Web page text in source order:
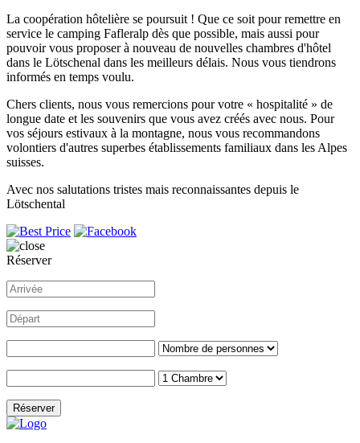
La coopération hôtelière se poursuit ! Que ce soit pour remettre en
service le camping Fafleralp dès que possible, mais aussi pour
pouvoir vous proposer à nouveau de nouvelles chambres d'hôtel
dans le Lötschenal dans les meilleurs délais. Nous vous tiendrons
informés en temps voulu.
Chers clients, nous vous remercions pour votre « hospitalité » de
longue date et les souvenirs que vous avez créés avec nous. Pour
vos séjours estivaux à la montagne, nous vous recommandons
volontiers d'autres superbes établissements familiaux dans les Alpes
suisses.
Avec nos salutations tristes mais reconnaissantes depuis le
Lötschental
Réserver